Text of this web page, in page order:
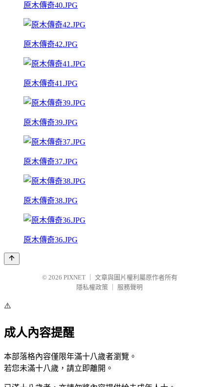
原木傳奇40.JPG
原木傳奇42.JPG
原木傳奇41.JPG
原木傳奇39.JPG
原木傳奇37.JPG
原木傳奇38.JPG
原木傳奇36.JPG
© 2026 PIXNET
文章與圖片權利屬原作者所有
隱私權政策
服務聲明
⚠️
成人內容提醒
本部落格內容僅限年滿十八歲者瀏覽。
若您未滿十八歲，請立即離開。